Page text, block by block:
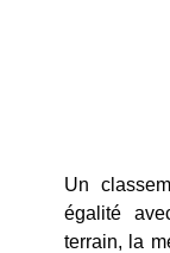
Un
égalité
terrain, la